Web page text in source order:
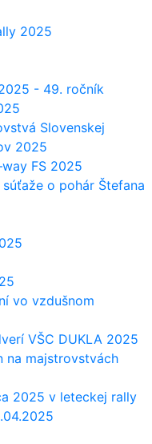
2025
- 49. ročník
Slovenskej
2025
FS 2025
o pohár Štefana
vo vzdušnom
VŠC DUKLA 2025
na majstrovstvách
2025 v leteckej rally